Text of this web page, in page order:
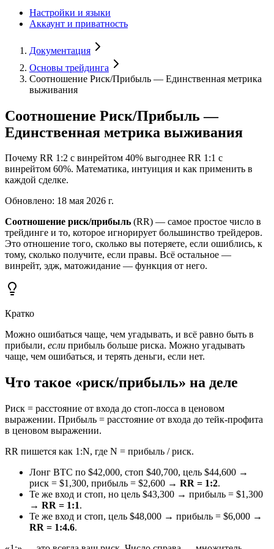
Настройки и языки
Аккаунт и приватность
Документация
Основы трейдинга
Соотношение Риск/Прибыль — Единственная метрика
выживания
Соотношение Риск/Прибыль —
Единственная метрика выживания
Почему RR 1:2 с винрейтом 40% выгоднее RR 1:1 с
винрейтом 60%. Математика, интуиция и как применить в
каждой сделке.
Обновлено: 18 мая 2026 г.
Соотношение риск/прибыль (RR) — самое простое число в
трейдинге и то, которое игнорирует большинство трейдеров.
Это отношение того, сколько вы потеряете, если ошиблись, к
тому, сколько получите, если правы. Всё остальное —
винрейт, эдж, матожидание — функция от него.
Кратко
Можно ошибаться чаще, чем угадывать, и всё равно быть в
прибыли, если прибыль больше риска. Можно угадывать
чаще, чем ошибаться, и терять деньги, если нет.
Что такое «риск/прибыль» на деле
Риск = расстояние от входа до стоп-лосса в ценовом
выражении. Прибыль = расстояние от входа до тейк-профита
в ценовом выражении.
RR пишется как 1:N, где N = прибыль / риск.
Лонг BTC по $42,000, стоп $40,700, цель $44,600 →
риск = $1,300, прибыль = $2,600 → RR = 1:2.
Те же вход и стоп, но цель $43,300 → прибыль = $1,300
→ RR = 1:1.
Те же вход и стоп, цель $48,000 → прибыль = $6,000 →
RR = 1:4.6.